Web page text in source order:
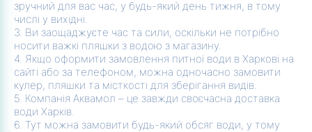
зручний для вас час, у будь-який день тижня, в тому
числі у вихідні.
3. Ви заощаджуєте час та сили, оскільки не потрібно
носити важкі пляшки з водою з магазину.
4. Якщо оформити замовлення питної води в Харкові на
сайті або за телефоном, можна одночасно замовити
кулер, пляшки та місткості для зберігання видів.
5. Компанія Аквамол – це завжди своєчасна доставка
води Харків.
6. Тут можна замовити будь-який обсяг води, у тому